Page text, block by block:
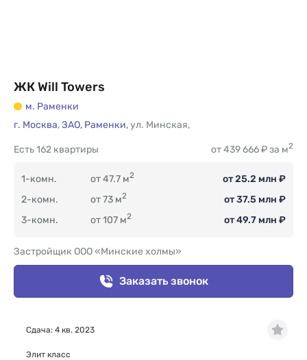
ЖК Will Towers
м. Раменки
г. Москва,ЗАО, Раменки,ул. Минская,
162 квартиры
Есть от 439 666 ₽ за м2
1-комн. от 47.7 м2
от 25.2 млн ₽
2-комн.
от 73 м2
от 37.5 млн ₽
3-комн.
от 107 м2 от 49.7 млн ₽
Застройщик ООО «Минские холмы»
Заказать звонок
Сдача: 4 кв. 2023
Элит класс